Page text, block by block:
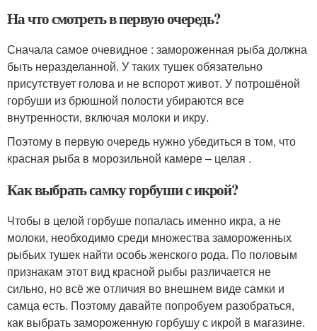
На что смотреть в первую очередь?
Сначала самое очевидное : замороженная рыба должна
быть неразделанной. У таких тушек обязательно
присутствует голова и не вспорот живот. У потрошёной
горбуши из брюшной полости убираются все
внутренности, включая молоки и икру.
Поэтому в первую очередь нужно убедиться в том, что
красная рыба в морозильной камере – целая .
Как выбрать самку горбуши с икрой?
Чтобы в целой горбуше попалась именно икра, а не
молоки, необходимо среди множества замороженных
рыбьих тушек найти особь женского рода. По половым
признакам этот вид красной рыбы различается не
сильно, но всё же отличия во внешнем виде самки и
самца есть. Поэтому давайте попробуем разобраться,
как выбрать замороженную горбушу с икрой в магазине.